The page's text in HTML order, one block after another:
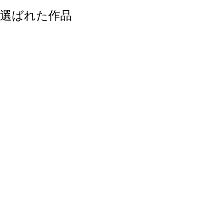
選ばれた作品